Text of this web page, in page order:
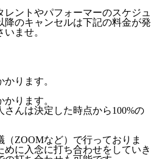
ントやパフォーマーのスケジュ
降のキャンセルは下記の料金が発
ませ。
ります。
ります。
んは決定した時点から100%の
ZOOMなど）で行っておりま
に入念に打ち合わせをしていき